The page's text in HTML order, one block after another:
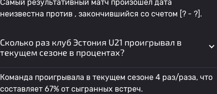
Самый результативный матч произошел дата
неизвестна против , закончившийся со счетом [? - ?].
Сколько раз клуб Эстония U21 проигрывал в
текущем сезоне в процентах?
Команда проигрывала в текущем сезоне 4 раз/раза, что
составляет 67% от сыгранных встреч.